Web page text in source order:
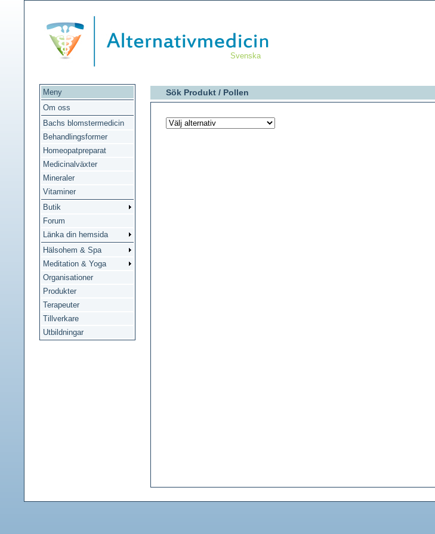
Svenska
Meny
Om oss
Bachs blomstermedicin
Behandlingsformer
Homeopatpreparat
Medicinalväxter
Mineraler
Vitaminer
Butik
Forum
Länka din hemsida
Hälsohem & Spa
Meditation & Yoga
Organisationer
Produkter
Terapeuter
Tillverkare
Utbildningar
Sök Produkt / Pollen